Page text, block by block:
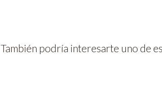
También podría interesarte uno de